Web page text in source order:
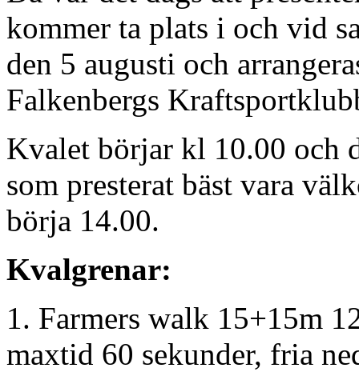
kommer ta plats i och vid
den 5 augusti och
Falkenbergs
Kvalet börjar kl 10.00 och
som presterat bäst vara
börja 14.00.
Kvalgrenar:
1. Farmers walk 15+15m
maxtid 60 sekunder, fria